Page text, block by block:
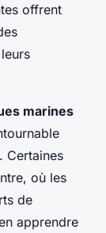
offrent
marines
Certaines
où les
de
apprendre